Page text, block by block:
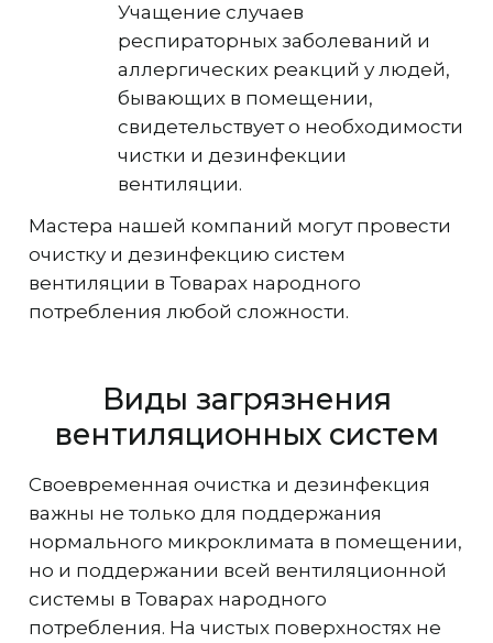
Учащение случаев
респираторных заболеваний и
аллергических реакций у людей,
бывающих в помещении,
свидетельствует о необходимости
чистки и дезинфекции
вентиляции.
Мастера нашей компаний могут провести
очистку и дезинфекцию систем
вентиляции в Товарах народного
потребления любой сложности.
Виды загрязнения
вентиляционных систем
Своевременная очистка и дезинфекция
важны не только для поддержания
нормального микроклимата в помещении,
но и поддержании всей вентиляционной
системы в Товарах народного
потребления. На чистых поверхностях не